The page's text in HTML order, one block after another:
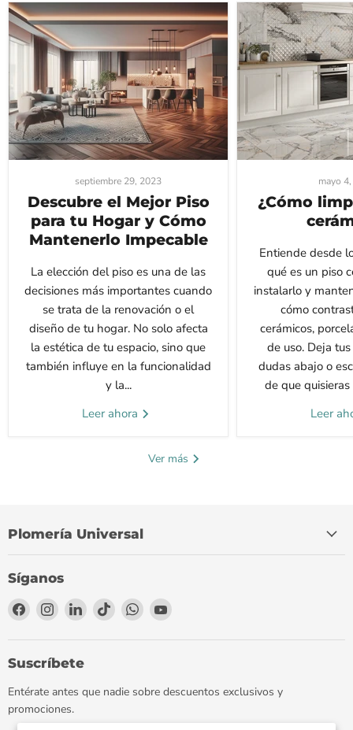
Descubre el Mejor Piso
para tu Hogar y Cómo
Mantenerlo Impecable
La elección del piso es una de las
decisiones más importantes cuando
se trata de la renovación o el
diseño de tu hogar. No solo afecta
la estética de tu espacio, sino que
también influye en la funcionalidad
y la...
¿Cómo
qué es un piso
instalarlo y
cómo
cerámicos,
de uso. Deja
dudas abajo o
de que
Ver más
Plomería Universal
Síganos
Encuéntrenos
en
Encuéntrenos
en
Encuéntrenos
en
Encuéntrenos
en
Encuéntrenos
en
en
Suscríbete
Entérate antes que nadie sobre descuentos exclusivos y
promociones.